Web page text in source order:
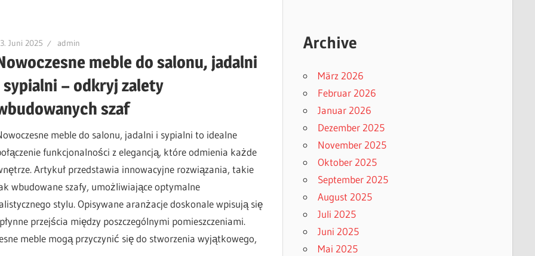
Juni 2025 admin
meble do salonu, jadalni
sypialni – odkryj zalety
szaf
meble do salonu, jadalni i sypialni to idealne
funkcjonalności z elegancją, które odmienia każde
Artykuł przedstawia innowacyjne rozwiązania, takie
wbudowane szafy, umożliwiające optymalne
stylu. Opisywane aranżacje doskonale wpisują się
przejścia między poszczególnymi pomieszczeniami.
meble mogą przyczynić się do stworzenia wyjątkowego,
Archive
März 2026
Februar 2026
Januar 2026
Dezember 2025
November 2025
Oktober 2025
September 2025
August 2025
Juli 2025
Juni 2025
Mai 2025